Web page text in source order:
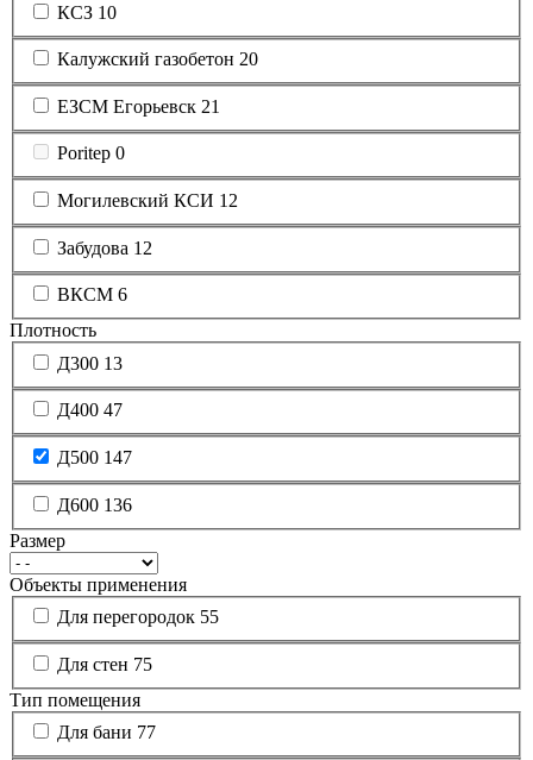
КСЗ 10
Калужский газобетон 20
ЕЗСМ Егорьевск 21
Poritep 0
Могилевский КСИ 12
Забудова 12
ВКСМ 6
Плотность
Д300 13
Д400 47
Д500 147
Д600 136
Размер
Объекты применения
Для перегородок 55
Для стен 75
Тип помещения
Для бани 77